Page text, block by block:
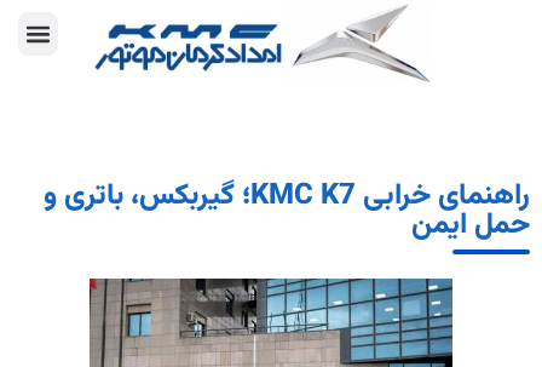
راهنمای خرابی KMC K7؛ گیربکس، باتری و
حمل ایمن